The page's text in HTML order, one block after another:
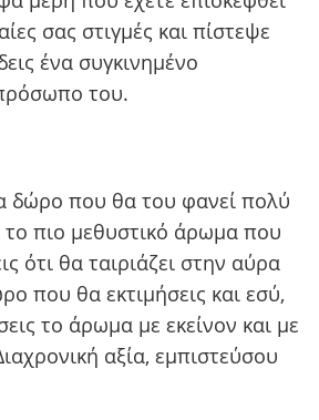
σας στιγμές και πίστεψε
ένα συγκινημένο
του.
δώρο που θα του φανεί πολύ
το πιο μεθυστικό άρωμα που
ότι θα ταιριάζει στην αύρα
που θα εκτιμήσεις και εσύ,
το άρωμα με εκείνον και με
αξία, εμπιστεύσου